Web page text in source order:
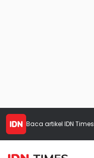
Baca artikel IDN Times